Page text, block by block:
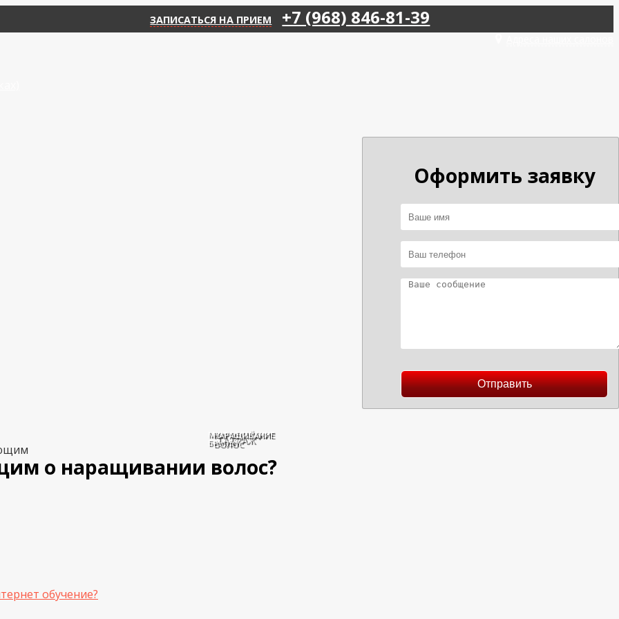
ЗАПИСАТЬСЯ НА ПРИЕМ +7 (968) 846-81-39
Оформить заявку
Отправить
МИКРОБЛЕЙДИНГ
БРОВЕЙ
ТАТУАЖ
НАРАЩИВАНИЕ
ВОЛОС
о наращивании волос?
обучение?